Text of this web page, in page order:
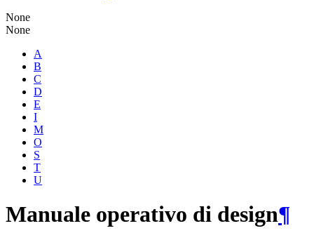
None
None
A
B
C
D
E
I
M
O
S
T
U
Manuale operativo di design¶